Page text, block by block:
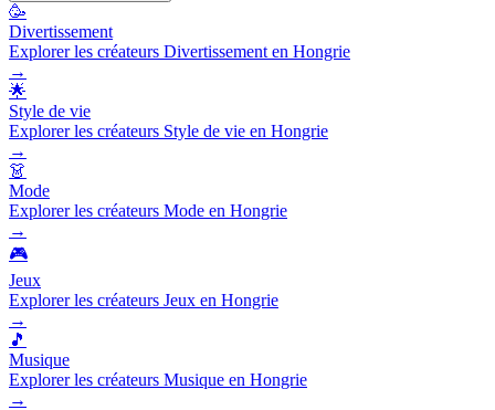
🥳
Divertissement
Explorer les créateurs Divertissement en Hongrie
→
🌟
Style de vie
Explorer les créateurs Style de vie en Hongrie
→
👗
Mode
Explorer les créateurs Mode en Hongrie
→
🎮
Jeux
Explorer les créateurs Jeux en Hongrie
→
🎵
Musique
Explorer les créateurs Musique en Hongrie
→